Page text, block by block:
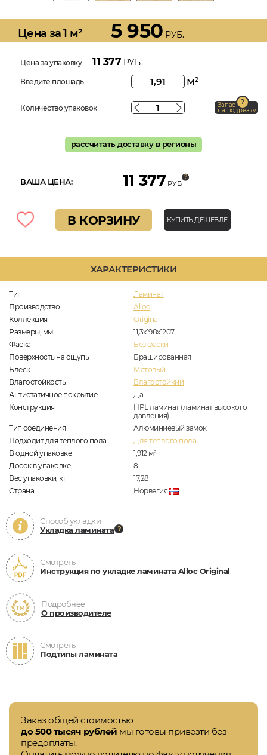
ХАРАКТЕРИСТИКИ
Тип
Ламинат
Производство
Alloc
Коллекция
Original
Размеры, мм
11,3х198х1207
Фаска
Без фаски
Поверхность на ощупь
Брашированная
Блеск
Матовый
Влагостойкость
Влагостойкий
Антистатичное покрытие
Да
Конструкция
HPL ламинат (ламинат высокого
давления)
Тип соединения
Алюминиевый замок
Подходит для теплого пола
Для теплого пола
В одной упаковке
1,912 м2
Досок в упаковке
8
Вес упаковки, кг
17,28
Страна
Норвегия
Способ укладки
Укладка ламината
Смотреть
Инструкция по укладке ламината Alloc Original
Подробнее
О производителе
Смотреть
Подтипы ламината
Цена за 1 м² 5 950 РУБ.
Цена за упаковку 11 377 РУБ.
Введите площадь м2
Количество упаковок Запас
на подрезку
рассчитать доставку в регионы
ВАША ЦЕНА: 11 377 РУБ.
В КОРЗИНУ КУПИТЬ ДЕШЕВЛЕ
Заказ общей стоимостью
до 500 тысяч рублей мы готовы привезти без
предоплаты.